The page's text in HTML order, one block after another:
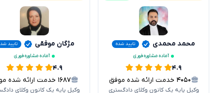
محمد محمدی
تایید شده
آماده مشاوره فوری
۴.۹
۴۰۵۰ خدمت ارائه شده موفق
وکیل پایه یک کانون وکلای دادگستری
مژگان موفقی
تایید
آماده مشاوره فوری
۴.۹
۱۶۸۷ خدمت ارائه شده موفق
وکیل پایه یک کانون وکلای